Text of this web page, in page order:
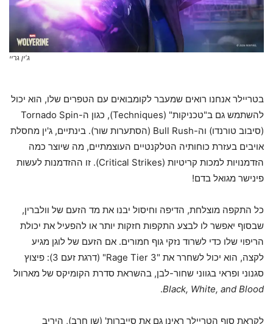
ג'ין גריי
בטריילר אנחנו רואים שמעבר לקומבואים עם הטפרים שלו, הוא יכול
להשתמש גם ב"טכניקות" (Techniques), כגון ה-Tornado Spin
(סיבוב טורנדו) וה-Bull Rush (הסתערות שור). בינתיים, ג'ין מחסלת
אויבים בעזרת כוחותיה הטלקנטיים העוצמתיים, מה שיוצר כמה
הזדמנויות למכות קריטיות (Critical Strikes). זו ההזדמנות לעשות
פינישר מגואל בדם!
כל התקפה מוצלחת, הדיפה וחיסול יבנו את מד הזעם של וולברין,
שבסוף יאפשר לו לבצע התקפות חזקות יותר או להפעיל את יכולת
הריפוי שלו כדי לשרוד נזקי גוף חמורים. אם הזעם של לוגן מגיע
לקצה, הוא יכול לשחרר את "Rage Tier 3" (דרגת זעם 3): פיצוץ
סגנוני ופראי בגווני שחור-לבן, בהשראת סדרת הקומיקס של מארוול
Black, White, and Blood
.
לקראת סוף הטריילר ראינו גם את סייברות' (שן חרב), היריב